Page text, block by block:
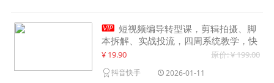
 短视频编导转型课，剪辑拍摄、脚
本拆解、实战投流，四周系统教学，快
速入行月入2w+
¥ 19.90 原价: ¥ 199.00
抖音快手 2026-01-11